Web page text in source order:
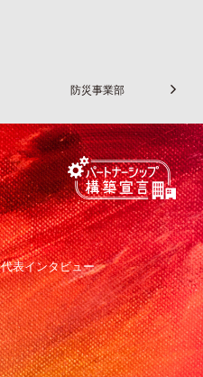
防災事業部
代表インタビュー